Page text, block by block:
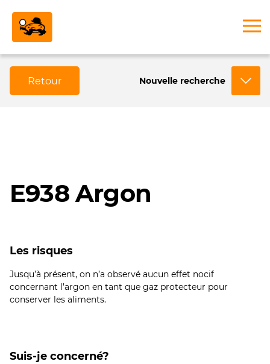
Retour Nouvelle recherche
E938 Argon
Les risques
Jusqu’à présent, on n’a observé aucun effet nocif
concernant l’argon en tant que gaz protecteur pour
conserver les aliments.
Suis-je concerné?